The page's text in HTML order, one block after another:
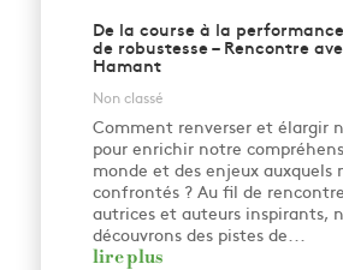
De la course à la
de robustesse – Rencontre
Hamant
Non classé
Comment renverser et élargir
pour enrichir notre
monde et des enjeux auxquels
confrontés ? Au fil de
autrices et auteurs inspirants,
découvrons des pistes de...
lire plus